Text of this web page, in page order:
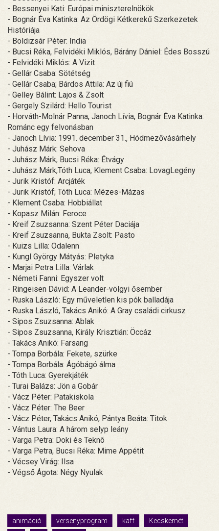
- Bessenyei Kati: Európai miniszterelnökök
- Bognár Éva Katinka: Az Ördögi Kétkerekű Szerkezetek
Históriája
- Boldizsár Péter: India
- Bucsi Réka, Felvidéki Miklós, Bárány Dániel: Édes Bosszú
- Felvidéki Miklós: A Vizit
- Gellár Csaba: Sötétség
- Gellár Csaba; Bárdos Attila: Az új fiú
- Gelley Bálint: Lajos & Zsolt
- Gergely Szilárd: Hello Tourist
- Horváth-Molnár Panna, Janoch Lívia, Bognár Éva Katinka:
Románc egy felvonásban
- Janoch Lívia: 1991. december 31., Hódmezővásárhely
- Juhász Márk: Sehova
- Juhász Márk, Bucsi Réka: Étvágy
- Juhász Márk,Tóth Luca, Klement Csaba: LovagLegény
- Jurik Kristóf: Arcjáték
- Jurik Kristóf; Tóth Luca: Mézes-Mázas
- Klement Csaba: Hobbiállat
- Kopasz Milán: Feroce
- Kreif Zsuzsanna: Szent Péter Daciája
- Kreif Zsuzsanna, Bukta Zsolt: Pasto
- Kuizs Lilla: Odalenn
- Kungl György Mátyás: Pletyka
- Marjai Petra Lilla: Várlak
- Németi Fanni: Egyszer volt
- Ringeisen Dávid: A Leander-völgyi ősember
- Ruska László: Egy műveletlen kis pók balladája
- Ruska László, Takács Anikó: A Gray családi cirkusz
- Sipos Zsuzsanna: Ablak
- Sipos Zsuzsanna, Király Krisztián: Öccáz
- Takács Anikó: Farsang
- Tompa Borbála: Fekete, szürke
- Tompa Borbála: Ágóbágó álma
- Tóth Luca: Gyerekjáték
- Turai Balázs: Jön a Gobár
- Vácz Péter: Patakiskola
- Vácz Péter: The Beer
- Vácz Péter, Takács Anikó, Pántya Beáta: Titok
- Vántus Laura: A három selyp leány
- Varga Petra: Doki és Teknõ
- Varga Petra, Bucsi Réka: Mime Appétit
- Vécsey Virág: Ilsa
- Végső Ágota: Négy Nyulak
animáció versenyprogram kaff
Kecskemét